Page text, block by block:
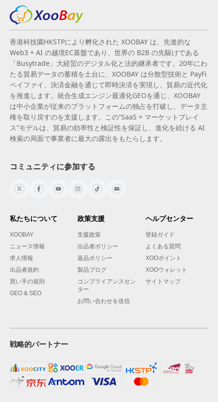
香港科技園HKSTPにより孵化された XOOBAY は、先進的な
Web3 + AI の越境EC基盤であり、世界の B2B の先駆けである
「Busytrade」大経贸のデジタル化と法的継承者です。20年にわ
たる貿易データの蓄積を土台に、XOOBAY は分散型技術と PayFi
ペイファイ、決済金融を通じて即時決済を実現し、貿易の近代化
を推進します。統合生成エンジン最適化GEOを通じ、XOOBAY
は中小企業が従来のプラットフォームの独占を打破し、データ主
権を取り戻すのを支援します。この“SaaS + マーケットプレイ
ス”モデルは、貿易の効率性と検証性を保証し、進化を続ける AI
検索の局面で事業者に最大の露出をもたらします。
コミュニティに参加する
私たちについて
XOOBAY
ニュース情報
求人情報
出品者規約
買い手の規則
GEO & SEO
政策支援
支援政策
出品者ポリシー
返品ポリシー
製品ブログ
コンプライアンスセン
ター
お問い合わせを送信
ヘルプセンター
登録ガイド
よくある質問
XOOポイント
XOOウォレット
サイトマップ
戦略的パートナー